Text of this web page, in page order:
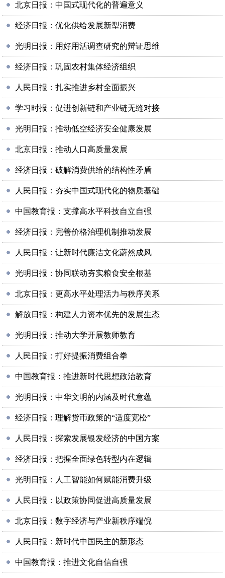
北京日报：中国式现代化的普遍意义
经济日报：优化供给发展新型消费
光明日报：用好用活调查研究的辩证思维
经济日报：巩固农村集体经济组织
人民日报：扎实推进乡村全面振兴
学习时报：促进创新链和产业链无缝对接
光明日报：推动低空经济安全健康发展
北京日报：推动人口高质量发展
经济日报：破解消费供给的结构性矛盾
人民日报：夯实中国式现代化的物质基础
中国教育报：支撑高水平科技自立自强
经济日报：完善价格治理机制推动发展
人民日报：让新时代廉洁文化蔚然成风
光明日报：协同联动夯实粮食安全根基
北京日报：更高水平处理活力与秩序关系
解放日报：构建人力资本优先的发展生态
光明日报：推动大学开展教师教育
人民日报：打好提振消费组合拳
中国教育报：推进新时代思想政治教育
光明日报：中华文明的内涵及时代意蕴
经济日报：理解货币政策的“适度宽松”
人民日报：探索发展银发经济的中国方案
经济日报：把握全面绿色转型内在逻辑
光明日报：人工智能如何赋能消费升级
人民日报：以政策协同促进高质量发展
北京日报：数字经济与产业新秩序端倪
人民日报：新时代中国民主的新形态
中国教育报：推进文化自信自强